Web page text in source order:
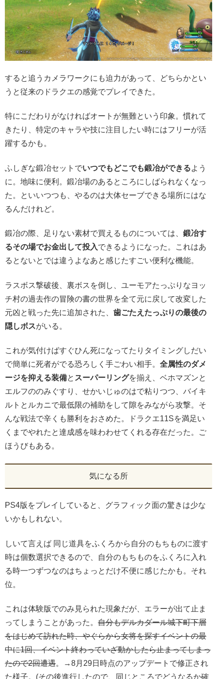
すると追うカメラワークにも迫力があって、どちらかとい
うと従来のドラクエの感覚でプレイできた。
特にこだわりがなければオートが無難という印象。慣れて
きたり、特定のキャラや技に注目したい時にはフリーが活
躍するかも。
ふしぎな鍛冶セットでいつでもどこでも鍛冶ができるよう
に。地味に便利。鍛冶場のあるところにしばられなくなっ
た。といいつつも、やるのは大体セーブできる場所にはな
るんだけれど。
鍛冶の際、足りない素材で買えるものについては、 鍛冶す
るその場でお金出して投入できるようになった。これはあ
るとないとでは違うよなあと感じたすごい便利な機能。
ラスボス撃破後、裏ボスを倒し、ユーモアたっぷりなヨッ
チ村の過去作の冒険の書の世界を全て元に戻して改変した
元凶と戦った先に追加された、 歯ごたえたっぷりの最後の
隠しボスがいる。
これが気付けばすぐひん死になってたりタイミングしだい
で簡単に死者がでる恐ろしく手ごわい相手。 全属性のダメ
ージを抑える装備と スーパーリングを揃え、ベホマズンと
エルフののみぐすり、せかいじゅのはで粘りつつ、バイキ
ルトとルカニで最低限の補助をして隙をみながら攻撃。そ
んな戦法で辛くも勝利をおさめた。ドラクエ11Sを満足い
くまでやれたと達成感を味わわせてくれる存在だった。ご
ほうびもある。
気になる所
PS4版をプレイしていると、グラフィック面の驚きは少な
いかもしれない。
しいて言えば 同じ道具をふくろから自分のもちものに渡す
時は個数選択できるので、自分のもちものをふくろに入れ
る時一つずつなのはちょっとだけ不便に感じたかも。それ
位。
これは体験版でのみ見られた現象だが、エラーが出て止ま
ってしまうことがあった。 自分もデルカダール城下町下層
をはじめて訪れた時、やぐらから女将を探すイベントの最
中に1回、イベント終わっていざ動かしたら止まってしまっ
たので2回遭遇。→8月29日時点のアップデートで修正され
た様子。(その後進行したので、同じところでどうなるか確